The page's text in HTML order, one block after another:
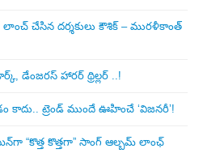
చేసిన‌ దర్శకులు కౌశిక్ – మురళీకాంత్
డేంజరస్ హారర్ థ్రిల్లర్ ..!
కాదు.. ట్రెండ్‌ ముందే ఊహించే ‘విజనరీ’!
“కొత్త కొత్తగా” సాంగ్ ఆల్బమ్ లాంఛ్